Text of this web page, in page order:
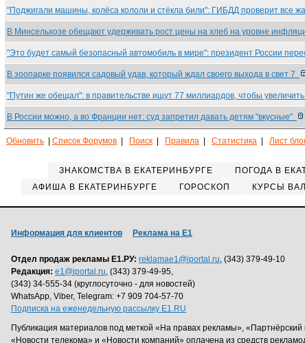
"Поджигали машины, колёса кололи и стёкла били": ГИБДД проверит все жа
В Минсельхозе обещают удерживать рост цены на хлеб на уровне
"Это будет самый безопасный автомобиль в мире": президент России
В зоопарке появился садовый удав, который ждал своего выхода в свет 7
"Путин же обещал": в правительстве ищут 77 миллиардов, чтобы увеличить
В России можно, а во Франции нет: суд запретил давать детям "вкусные"
Обновить Список Форумов Поиск Правила Статистика Лист
ЗНАКОМСТВА В ЕКАТЕРИНБУРГЕ ПОГОДА В
АФИША В ЕКАТЕРИНБУРГЕ
ГОРОСКОП КУРСЫ
Информация для клиентов Реклама на Е1
Отдел продаж рекламы Е1.РУ: reklamae1@iportal.ru, (343) 379-49-10
Редакция: e1@iportal.ru, (343) 379-49-95,
(343) 34-555-34 (круглосуточно - для новостей)
WhatsApp, Viber, Telegram: +7 909 704-57-70
Подписка на еженедельную рассылку E1.RU
Публикация материалов под меткой «На правах рекламы»,
«Новости телекома» и «Новости компаний» оплачена из средств